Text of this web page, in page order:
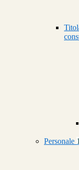
Personale